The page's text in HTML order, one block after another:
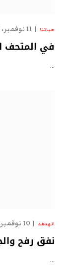
حياتنا 11 نوفمبر، 2025
في المتحف
…
الهدهد 10 نوفمبر، 2025
نفق رفح
…